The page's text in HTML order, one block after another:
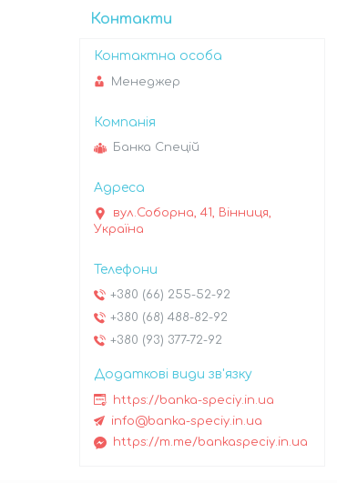
Контакти
Менеджер
Банка Спецій
вул.Соборна, 41, Вінниця,
Україна
+380 (66) 255-52-92
+380 (68) 488-82-92
+380 (93) 377-72-92
https://banka-speciy.in.ua
info@banka-speciy.in.ua
https://m.me/bankaspeciy.in.ua